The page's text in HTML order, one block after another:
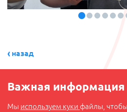
назад
Важная информация
Мы используем куки файлы,